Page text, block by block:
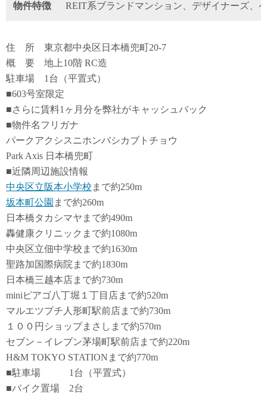
物件特徴 REIT系ブランドマンション、デザイナーズ、
住 所 東京都中央区日本橋兜町20-7
概 要 地上10階 RC造
駐車場 1台（平置式）
■603号室限定
■さらに賃料1ヶ月分を弊社がキャッシュバック
■物件名フリガナ
パークアクシスニホンバシカブトチョウ
Park Axis 日本橋兜町
■近隣周辺施設情報
中央区立阪本小学校 まで約250m
坂本町公園 まで約260m
日本橋タカシマヤまで約490m
轟健康クリニックまで約1080m
中央区立佃中学校まで約1630m
聖路加国際病院まで約1830m
日本橋三越本店まで約730m
miniピアゴ八丁堀１丁目店まで約520m
マルエツプチ人形町駅前店まで約730m
１００円ショップまさしまで約570m
セブン－イレブン茅場町駅前店まで約220m
H&M TOKYO STATIONまで約770m
■駐車場 1台（平置式）
■バイク置場 2台